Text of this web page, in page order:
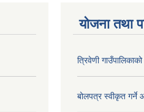
योजना तथा
त्रिवेणी
बोलपत्र स्वीकृत